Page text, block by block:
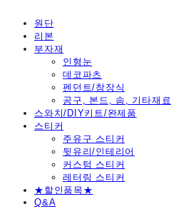
원단
리본
부자재
인형눈
데코파츠
펜던트/참장식
공구, 본드, 솜, 기타재료
스와치/DIY키트/완제품
스티커
주유구 스티커
뒷유리/인테리어
커스텀 스티커
레터링 스티커
★할인품목★
Q&A